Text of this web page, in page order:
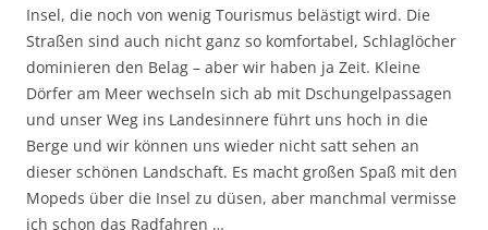
Insel, die noch von wenig Tourismus belästigt wird. Die
Straßen sind auch nicht ganz so komfortabel, Schlaglöcher
dominieren den Belag – aber wir haben ja Zeit. Kleine
Dörfer am Meer wechseln sich ab mit Dschungelpassagen
und unser Weg ins Landesinnere führt uns hoch in die
Berge und wir können uns wieder nicht satt sehen an
dieser schönen Landschaft. Es macht großen Spaß mit den
Mopeds über die Insel zu düsen, aber manchmal vermisse
ich schon das Radfahren …